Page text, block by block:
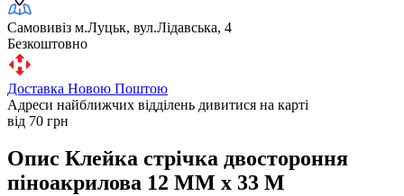
Самовивіз м.Луцьк, вул.Лідавська, 4
Безкоштовно
Доставка Новою Поштою
Адреси найближчих відділень дивитися на карті
від 70 грн
Опис Клейка стрічка двостороння
піноакрилова 12 ММ х 33 М